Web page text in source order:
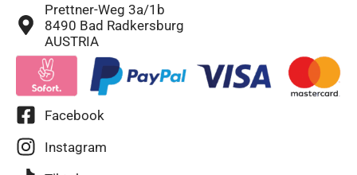
Prettner-Weg 3a/1b
8490 Bad Radkersburg
AUSTRIA
Facebook
Instagram